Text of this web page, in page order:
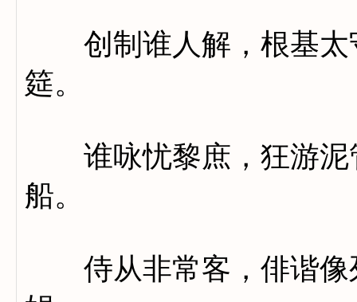
创制谁人解，根基太
筵。
谁咏忧黎庶，狂游泥
船。
侍从非常客，俳谐像